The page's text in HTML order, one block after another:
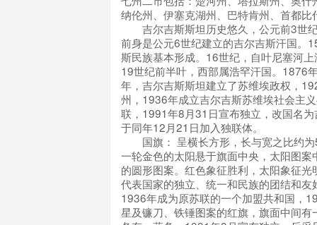
纳伦州、伊塞克湖州、巴特肯州、首都比
吉尔吉斯斯坦历史悠久，公元前3世
前身是公元6世纪建立的吉尔吉斯汗国。
斯民族基本形成。16世纪，自叶尼塞河
19世纪前半叶，西部属浩罕汗国。1876
年，吉尔吉斯斯坦建立了苏维埃政权，
州，1936年成立吉尔吉斯苏维埃社会主
联，1991年8月31日宣布独立，改国名
于同年12月21日加入独联体。
国旗： 呈横长方形，长与宽之比约为
一轮金色的太阳悬于旗面中央，太阳图案
的圆形图案。红色象征胜利，太阳象征
代表国家的独立、统一和民族的团结和友
1936年成为原苏联的一个加盟共和国，
星及镰刀、铁锤图案的红旗，旗面中间有